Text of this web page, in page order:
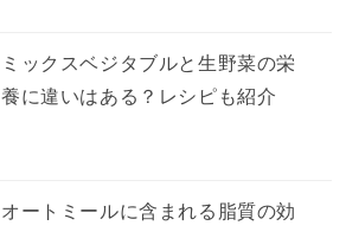
ミックスベジタブルと生野菜の栄
養に違いはある？レシピも紹介
オートミールに含まれる脂質の効